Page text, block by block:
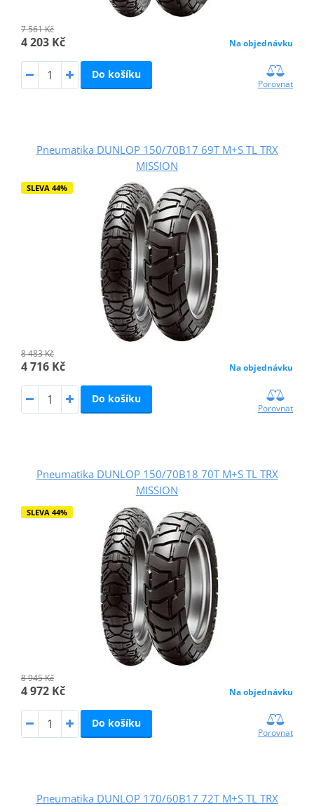
7 561 Kč
4 203 Kč Na objednávku
Do košíku
Porovnat
Pneumatika DUNLOP 150/70B17 69T M+S TL TRX
MISSION
SLEVA 44%
8 483 Kč
4 716 Kč Na objednávku
Do košíku
Porovnat
Pneumatika DUNLOP 150/70B18 70T M+S TL TRX
MISSION
SLEVA 44%
8 945 Kč
4 972 Kč Na objednávku
Do košíku
Porovnat
Pneumatika DUNLOP 170/60B17 72T M+S TL TRX